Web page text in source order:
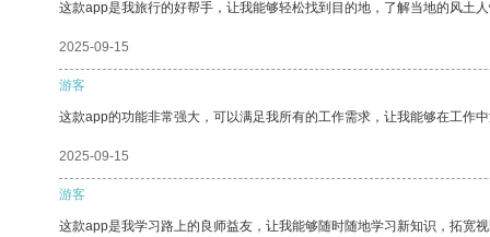
这款app是我旅行的好帮手，让我能够轻松找到目的地，了解当地的风土人
2025-09-15
游客
这款app的功能非常强大，可以满足我所有的工作需求，让我能够在工作中
2025-09-15
游客
这款app是我学习路上的良师益友，让我能够随时随地学习新知识，拓宽视